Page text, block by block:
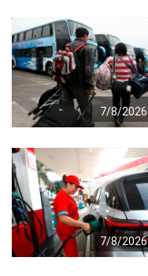
7/8/2026
7/8/2026